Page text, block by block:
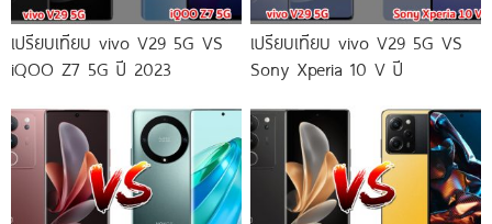
เปรียบเทียบ vivo V29 5G VS
iQOO Z7 5G ปี 2023
เปรียบเทียบ vivo V29 5G VS
Sony Xperia 10 V ปี